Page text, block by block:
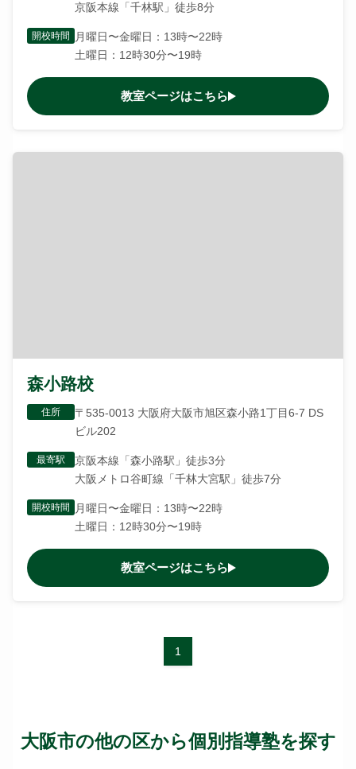
京阪本線「千林駅」徒歩8分
開校時間
月曜日〜金曜日：13時〜22時
土曜日：12時30分〜19時
教室ページはこちら
森小路校
住所
〒535-0013 大阪府大阪市旭区森小路1丁目6-7 DS
ビル202
最寄駅
京阪本線「森小路駅」徒歩3分
大阪メトロ谷町線「千林大宮駅」徒歩7分
開校時間
月曜日〜金曜日：13時〜22時
土曜日：12時30分〜19時
教室ページはこちら
1
大阪市の他の区から個別指導塾を探す